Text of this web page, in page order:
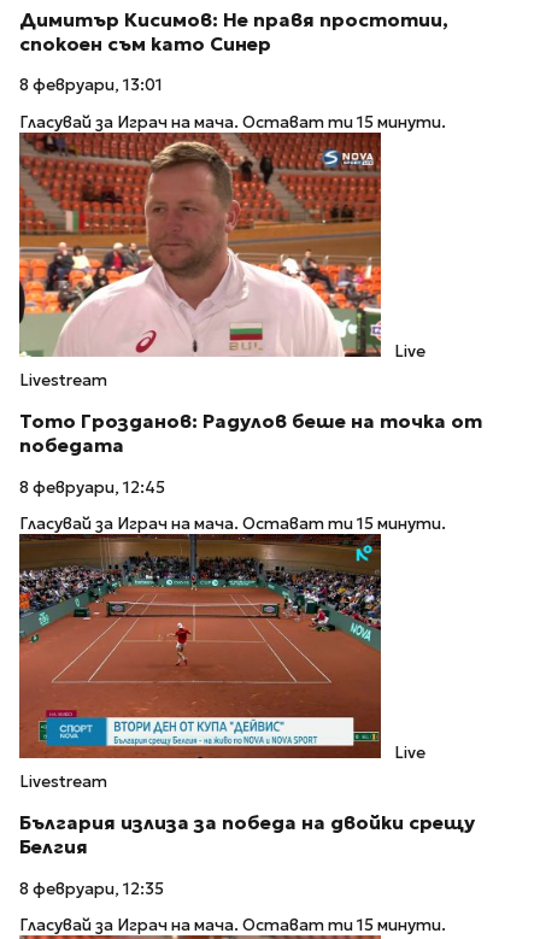
Димитър Кисимов: Не правя простотии,
спокоен съм като Синер
8 февруари, 13:01
Гласувай за Играч на мача. Остават ти 15 минути.
Live
Livestream
Тото Грозданов: Радулов беше на точка от
победата
8 февруари, 12:45
Гласувай за Играч на мача. Остават ти 15 минути.
Live
Livestream
България излиза за победа на двойки срещу
Белгия
8 февруари, 12:35
Гласувай за Играч на мача. Остават ти 15 минути.